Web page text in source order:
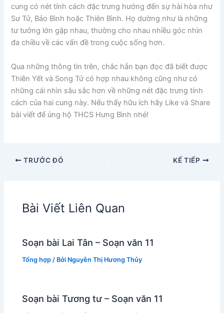
cung có nét tính cách đặc trưng hướng đến sự hài hòa như
Sư Tử, Bảo Bình hoặc Thiên Bình. Họ dường như là những
tư tưởng lớn gặp nhau, thường cho nhau nhiều góc nhìn
đa chiều về các vấn đề trong cuộc sống hơn.
Qua những thông tin trên, chắc hẳn bạn đọc đã biết được
Thiên Yết và Song Tử có hợp nhau không cũng như có
những cái nhìn sâu sắc hơn về những nét đặc trưng tính
cách của hai cung này. Nếu thấy hữu ích hãy Like và Share
bài viết để ủng hộ THCS Hưng Bình nhé!
TRƯỚC ĐÓ KẾ TIẾP
Bài Viết Liên Quan
Soạn bài Lai Tân – Soạn văn 11
Tổng hợp / Bởi Nguyễn Thị Hương Thủy
Soạn bài Tương tư – Soạn văn 11